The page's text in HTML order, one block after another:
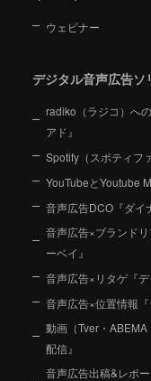
ウェビナー
デジタル音声広告ソ
radiko（ラジコ）へ
アド』
Spotify（スポティフ
YouTubeとYoutube
音声広告DCO『ダイ
音声広告×ブランド
ーベイ』
音声広告×リタゲ『
音声広告×位置情報
動画（Tver・
配信』
音声広告出稿&レポ